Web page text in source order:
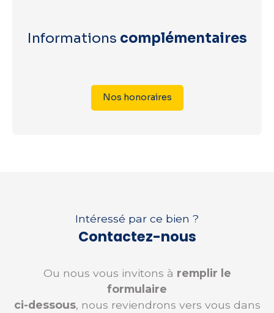
Informations complémentaires
Nos honoraires
Intéressé par ce bien ?
Contactez-nous
Ou nous vous invitons à remplir le
formulaire
ci-dessous, nous reviendrons vers vous dans